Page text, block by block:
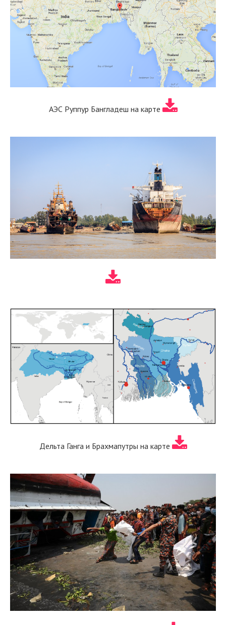
АЭС Руппур Бангладеш на карте
Дельта Ганга и Брахмапутры на карте